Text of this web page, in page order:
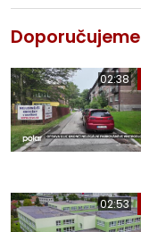
Doporučujeme
02:38
02:53